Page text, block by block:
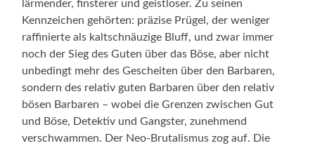
lärmender, finsterer und geist­loser. Zu seinen
Kennzeichen gehörten: präzise Prügel, der weniger
raffinierte als kaltschnäu­zige Bluff, und zwar immer
noch der Sieg des Guten über das Böse, aber nicht
unbedingt mehr des Gescheiten über den Barbaren,
sondern des relativ guten Barbaren über den relativ
bösen Barbaren – wobei die Grenzen zwischen Gut
und Böse, Detektiv und Gangster, zunehmend
verschwammen. Der Neo-Brutalismus zog auf. Die